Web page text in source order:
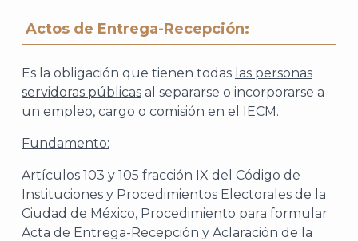
Actos de Entrega-Recepción:
Es la obligación que tienen todas las personas
servidoras públicas al separarse o incorporarse a
un empleo, cargo o comisión en el IECM.
Fundamento:
Artículos 103 y 105 fracción IX del Código de
Instituciones y Procedimientos Electorales de la
Ciudad de México, Procedimiento para formular
Acta de Entrega-Recepción y Aclaración de la